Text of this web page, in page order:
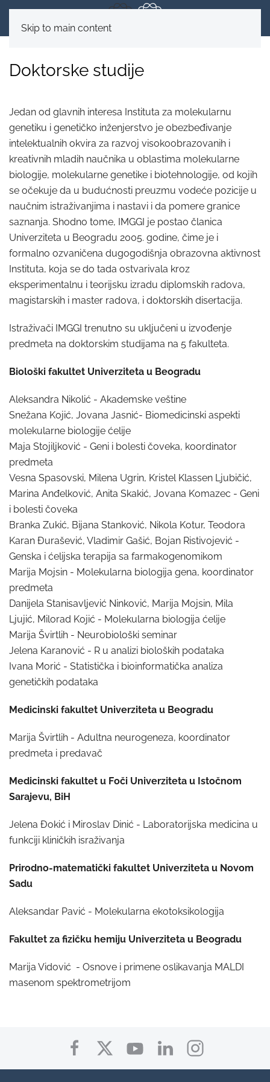
Skip to main content
Doktorske studije
Jedan od glavnih interesa Instituta za molekularnu
genetiku i genetičko inženjerstvo je obezbeđivanje
intelektualnih okvira za razvoj visokoobrazovanih i
kreativnih mladih naučnika u oblastima molekularne
biologije, molekularne genetike i biotehnologije, od kojih
se očekuje da u budućnosti preuzmu vodeće pozicije u
naučnim istraživanjima i nastavi i da pomere granice
saznanja. Shodno tome, IMGGI je postao članica
Univerziteta u Beogradu 2005. godine, čime je i
formalno ozvaničena dugogodišnja obrazovna aktivnost
Instituta, koja se do tada ostvarivala kroz
eksperimentalnu i teorijsku izradu diplomskih radova,
magistarskih i master radova, i doktorskih disertacija.
Istraživači IMGGI trenutno su uključeni u izvođenje
predmeta na doktorskim studijama na 5 fakulteta.
Biološki fakultet Univerziteta u Beogradu
Aleksandra Nikolić - Akademske veštine
Snežana Kojić, Jovana Jasnić- Biomedicinski aspekti
molekularne biologije ćelije
Maja Stojiljković - Geni i bolesti čoveka, koordinator
predmeta
Vesna Spasovski, Milena Ugrin, Kristel Klassen Ljubičić,
Marina Anđelković, Anita Skakić, Jovana Komazec - Geni
i bolesti čoveka
Branka Zukić, Bijana Stanković, Nikola Kotur, Teodora
Karan Đurašević, Vladimir Gašić, Bojan Ristivojević -
Genska i ćelijska terapija sa farmakogenomikom
Marija Mojsin - Molekularna biologija gena, koordinator
predmeta
Danijela Stanisavljević Ninković, Marija Mojsin, Mila
Ljujić, Milorad Kojić - Molekularna biologija ćelije
Marija Švirtlih - Neurobiološki seminar
Jelena Karanović - R u analizi bioloških podataka
Ivana Morić - Statistička i bioinformatička analiza
genetičkih podataka
Medicinski fakultet Univerziteta u Beogradu
Marija Švirtlih - Adultna neurogeneza, koordinator
predmeta i predavač
Medicinski fakultet u Foči Univerziteta u Istočnom
Sarajevu, BiH
Jelena Đokić i Miroslav Dinić - Laboratorijska medicina u
funkciji kliničkih israživanja
Prirodno-matematički fakultet Univerziteta u Novom
Sadu
Aleksandar Pavić - Molekularna ekotoksikologija
Fakultet za fizičku hemiju Univerziteta u Beogradu
Marija Vidović - Osnove i primene oslikavanja MALDI
masenom spektrometrijom